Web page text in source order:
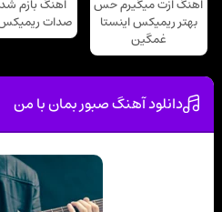
اهنگ ازت میگیرم حس
بهتر ریمیکس اینستا
غمگین
اهنگ بازم
صدات ریمیکس
دانلود آهنگ صبور بمان با من